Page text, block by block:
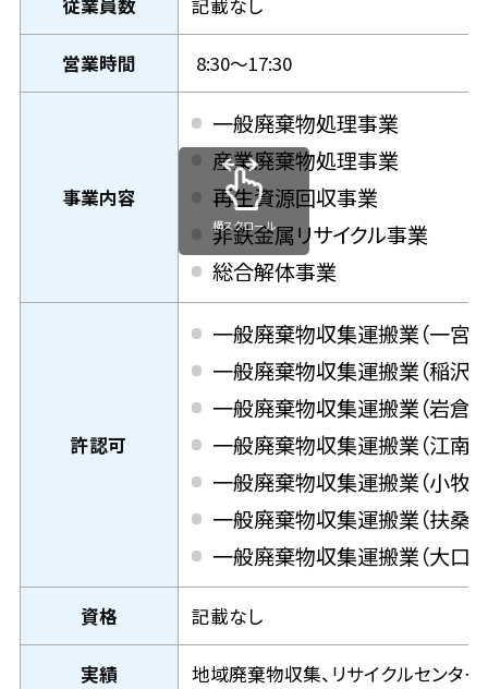
従業員数 記載なし
営業時間 8:30～17:30
事業内容
一般廃棄物処理事業
産業廃棄物処理事業
再生資源回収事業
非鉄金属リサイクル事業
総合解体事業
許認可
一般廃棄物収集運搬業（一宮
一般廃棄物収集運搬業（稲沢
一般廃棄物収集運搬業（岩倉
一般廃棄物収集運搬業（江南
一般廃棄物収集運搬業（小牧
一般廃棄物収集運搬業（扶桑
一般廃棄物収集運搬業（大口
資格 記載なし
実績 地域廃棄物収集、リサイクルセンタ
横スクロール